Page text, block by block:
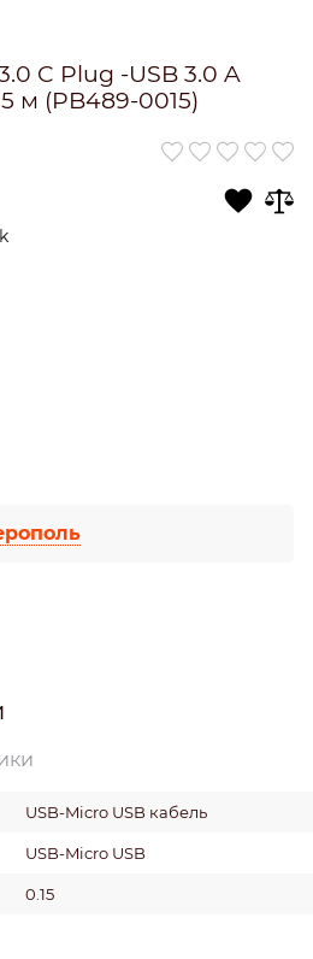
C Plug -USB 3.0 A
м (PB489-0015)
USB-Micro USB кабель
USB-Micro USB
0.15